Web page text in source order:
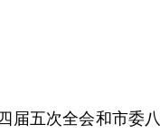
五次全会和市委